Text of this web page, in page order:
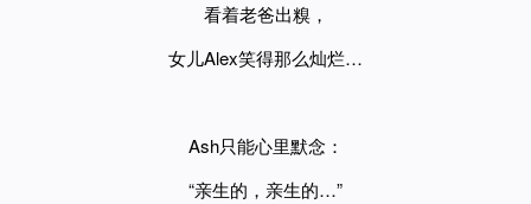
看着老爸出糗，
女儿Alex笑得那么灿烂…
Ash只能心里默念 ：
“亲生的，亲生的…”